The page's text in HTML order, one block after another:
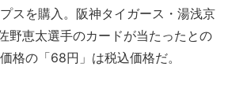
スを購入。阪神タイガース・湯浅京
野恵太選手のカードが当たったとの
格の「68円」は税込価格だ。